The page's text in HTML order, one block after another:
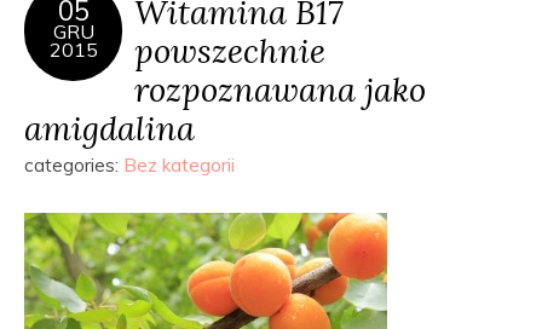
05
GRU
2015
Witamina B17
powszechnie
rozpoznawana jako
amigdalina
categories: Bez kategorii